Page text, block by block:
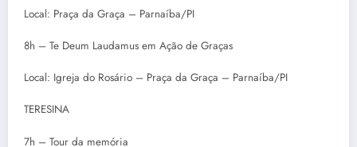
Local: Praça da Graça – Parnaíba/PI
8h – Te Deum Laudamus em Ação de Graças
Local: Igreja do Rosário – Praça da Graça – Parnaíba/PI
TERESINA
7h – Tour da memória